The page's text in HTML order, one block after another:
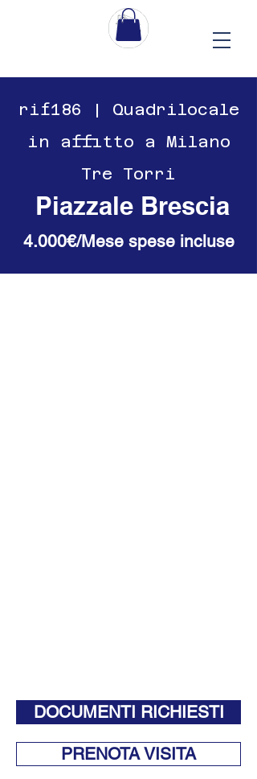
​​rif186 | Quadrilocale
in affitto a Milano
Tre Torri
Piazzale Brescia
4.000€/Mese spese incluse
DOCUMENTI RICHIESTI
PRENOTA VISITA